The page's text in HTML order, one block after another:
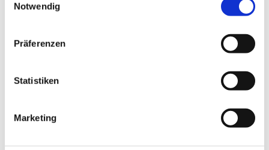
Notwendig
Präferenzen
Statistiken
Marketing